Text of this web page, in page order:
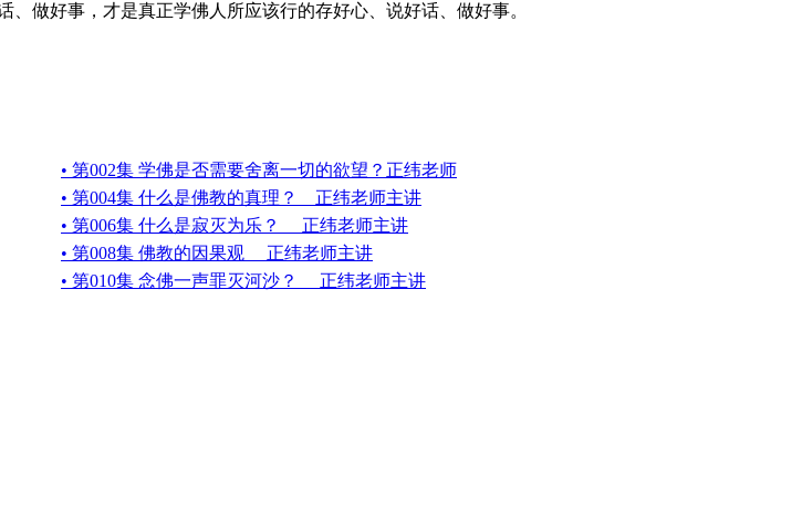
做好事，才是真正学佛人所应该行的存好心、说好话、做好事。
• 第002集 学佛是否需要舍离一切的欲望？正纬老师
• 第004集 什么是佛教的真理？ 正纬老师主讲
• 第006集 什么是寂灭为乐？ 正纬老师主讲
• 第008集 佛教的因果观 正纬老师主讲
• 第010集 念佛一声罪灭河沙？ 正纬老师主讲